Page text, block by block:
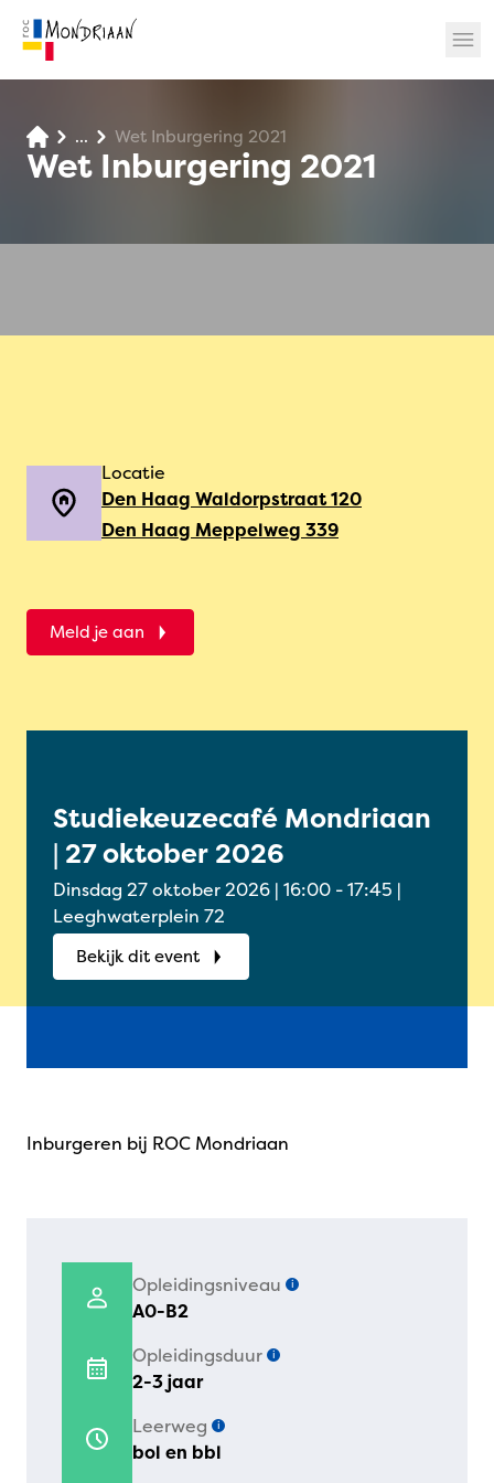
🎉 ... Wet Inburgering 2021
Wet Inburgering 2021
Locatie
Den Haag Waldorpstraat 120
Den Haag Meppelweg 339
Meld je aan
Studiekeuzecafé Mondriaan
| 27 oktober 2026
Dinsdag 27 oktober 2026 | 16:00 - 17:45 |
Leeghwaterplein 72
Bekijk dit event
Inburgeren bij ROC Mondriaan
Opleidingsniveau i
A0-B2
Opleidingsduur
i
2-3 jaar
Leerweg
i
bol en bbl